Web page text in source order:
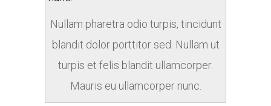
Nullam pharetra odio turpis, tincidunt
blandit dolor porttitor sed. Nullam ut
turpis et felis blandit ullamcorper.
Mauris eu ullamcorper nunc.